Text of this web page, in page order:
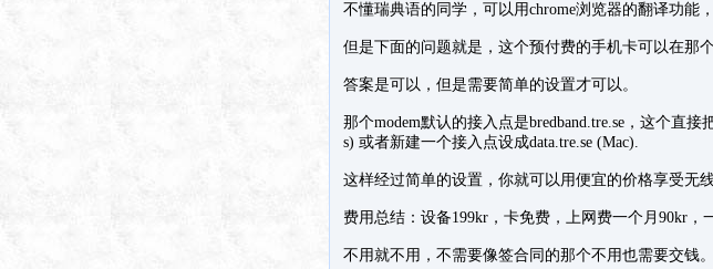
不懂瑞典语的同学，可以用chrome浏览器的翻译功能
但是下面的问题就是，这个预付费的手机卡可以在那个
答案是可以，但是需要简单的设置才可以。
那个modem默认的接入点是bredband.tre.se，这个直
s) 或者新建一个接入点设成data.tre.se (Mac).
这样经过简单的设置，你就可以用便宜的价格享受无线
费用总结：设备199kr，卡免费，上网费一个月90kr，
不用就不用，不需要像签合同的那个不用也需要交钱。